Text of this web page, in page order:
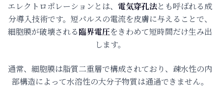
エレクトロポレーションとは、 電気穿孔法とも呼ばれる成
分導入技術です。短パルスの電流を皮膚に与えることで、
細胞膜が破壊される臨界電圧をきわめて短時間だけ生み出
します。
通常、細胞膜は脂質二重層で構成されており、疎水性の内
部構造によって水溶性の大分子物質は通過できません。